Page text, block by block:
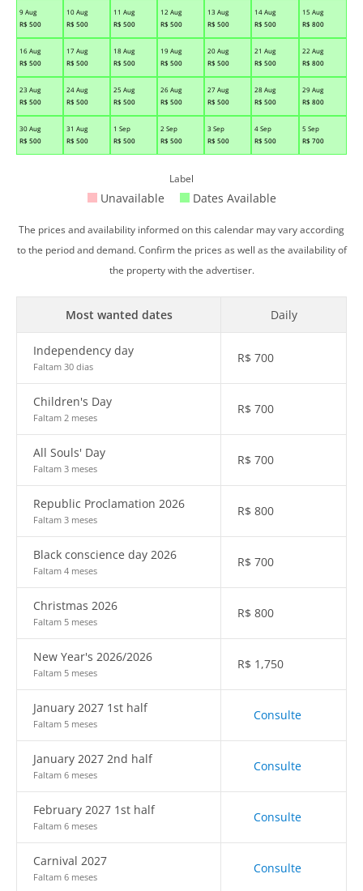
9 Aug
R$ 500
10 Aug
R$ 500
11 Aug
R$ 500
12 Aug
R$ 500
13 Aug
R$ 500
14 Aug
R$ 500
15 Aug
R$ 800
16 Aug
R$ 500
17 Aug
R$ 500
18 Aug
R$ 500
19 Aug
R$ 500
20 Aug
R$ 500
21 Aug
R$ 500
22 Aug
R$ 800
23 Aug
R$ 500
24 Aug
R$ 500
25 Aug
R$ 500
26 Aug
R$ 500
27 Aug
R$ 500
28 Aug
R$ 500
29 Aug
R$ 800
30 Aug
R$ 500
31 Aug
R$ 500
1 Sep
R$ 500
2 Sep
R$ 500
3 Sep
R$ 500
4 Sep
R$ 500
5 Sep
R$ 700
Label
Unavailable Dates Available
The prices and availability informed on this calendar may vary according
to the period and demand. Confirm the prices as well as the availability of
the property with the advertiser.
Most wanted dates Daily
Independency day
Faltam 30 dias
R$ 700
Children's Day
Faltam 2 meses
R$ 700
All Souls' Day
Faltam 3 meses
R$ 700
Republic Proclamation 2026
Faltam 3 meses
R$ 800
Black conscience day 2026
Faltam 4 meses
R$ 700
Christmas 2026
Faltam 5 meses
R$ 800
New Year's 2026/2026
Faltam 5 meses
R$ 1,750
January 2027 1st half
Faltam 5 meses
Consulte
January 2027 2nd half
Faltam 6 meses
Consulte
February 2027 1st half
Faltam 6 meses
Consulte
Carnival 2027
Faltam 6 meses
Consulte